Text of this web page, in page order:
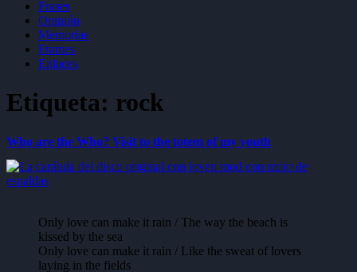
Frases
Opinión
Memorias
Frames
Enlaces
Etiqueta: rock
Who are the Who? Visit to the totem of my youth
Only love can make it rain / The way the beach is
kissed by the sea
Only love can make it rain / Like the sweat of lovers
laying in the fields